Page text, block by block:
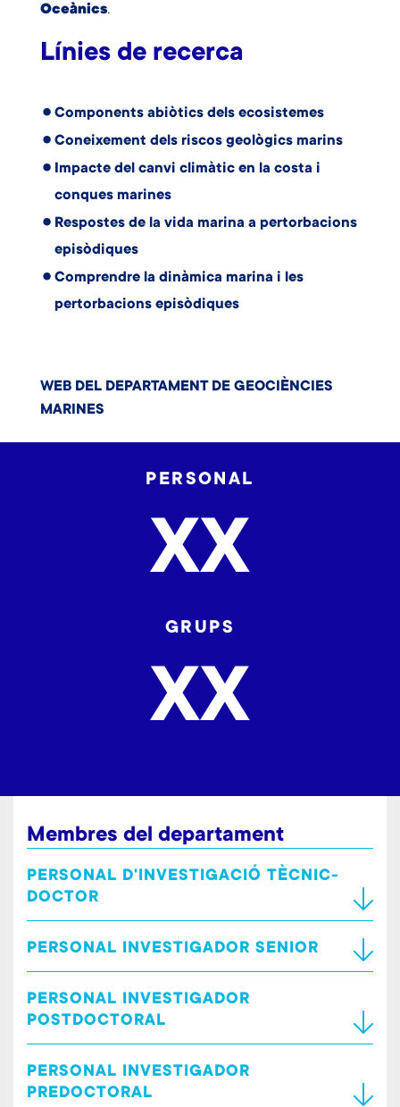
Oceànics.
Línies de recerca
Components abiòtics dels ecosistemes
Coneixement dels riscos geològics marins
Impacte del canvi climàtic en la costa i
conques marines
Respostes de la vida marina a pertorbacions
episòdiques
Comprendre la dinàmica marina i les
pertorbacions episòdiques
WEB DEL DEPARTAMENT DE GEOCIÈNCIES
MARINES
PERSONAL
XX
GRUPS
XX
Membres del departament
PERSONAL D'INVESTIGACIÓ TÈCNIC-
DOCTOR
PERSONAL INVESTIGADOR SENIOR
PERSONAL INVESTIGADOR
POSTDOCTORAL
PERSONAL INVESTIGADOR
PREDOCTORAL